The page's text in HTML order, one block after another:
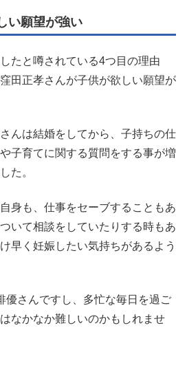
い願望が強い
たと噂されている4つ目の理由
田正孝さんが子供が欲しい願望が
んは結婚をしてから、子持ちの仕
子育てに関する質問をする事が増
た。
身も、仕事をセーブすることもあ
いて相談をしていたりする時もあ
早く妊娠したい気持ちがあるよう
優さんですし、多忙な毎日を過ご
なかなか難しいのかもしれませ